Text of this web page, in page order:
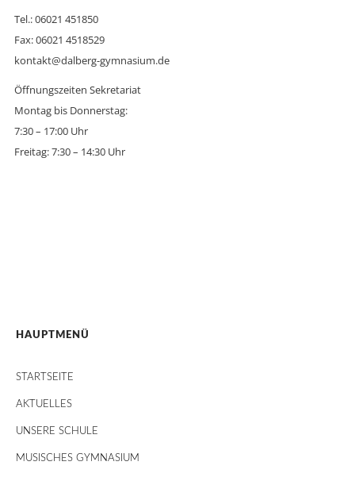
Tel.: 06021 451850
Fax: 06021 4518529
kontakt@dalberg-gymnasium.de
Öffnungszeiten Sekretariat
Montag bis Donnerstag:
7:30 – 17:00 Uhr
Freitag: 7:30 – 14:30 Uhr
HAUPTMENÜ
STARTSEITE
AKTUELLES
UNSERE SCHULE
MUSISCHES GYMNASIUM